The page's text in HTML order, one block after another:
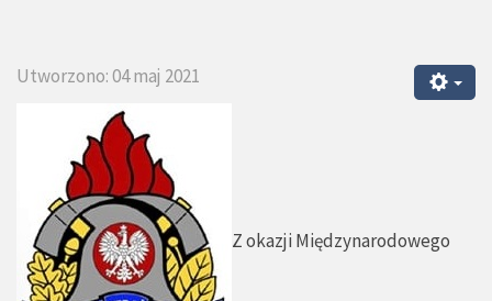
Utworzono: 04 maj 2021
Z okazji Międzynarodowego